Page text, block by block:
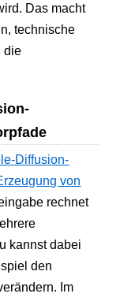
Das macht
technische
die
Diffusion-
von
rechnet
kannst dabei
den
Im